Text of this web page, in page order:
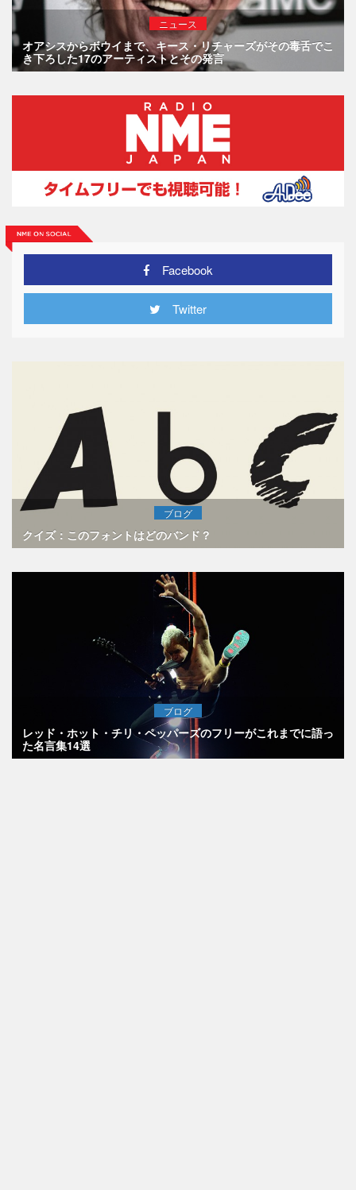
ニュース
オアシスからボウイまで、キース・リチャーズがその毒舌でこ
き下ろした17のアーティストとその発言
Facebook
Twitter
ブログ
クイズ：このフォントはどのバンド？
ブログ
レッド・ホット・チリ・ペッパーズのフリーがこれまでに語っ
た名言集14選